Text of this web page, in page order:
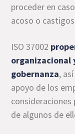
proceder en
acoso o
ISO 37002
organizacional
gobernanza,
apoyo de los
consideraciones
de algunos de